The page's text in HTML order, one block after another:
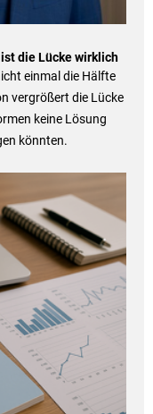
die Lücke wirklich
einmal die Hälfte
vergrößert die Lücke
keine Lösung
könnten.